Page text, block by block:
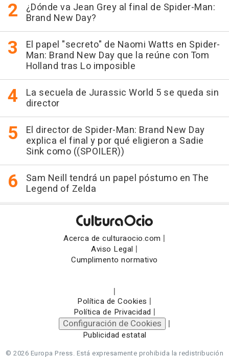
¿Dónde va Jean Grey al final de Spider-Man:
Brand New Day?
El papel "secreto" de Naomi Watts en Spider-
Man: Brand New Day que la reúne con Tom
Holland tras Lo imposible
La secuela de Jurassic World 5 se queda sin
director
El director de Spider-Man: Brand New Day
explica el final y por qué eligieron a Sadie
Sink como ((SPOILER))
Sam Neill tendrá un papel póstumo en The
Legend of Zelda
Acerca de culturaocio.com |
Aviso Legal |
Cumplimento normativo
|
Política de Cookies |
Política de Privacidad |
Configuración de Cookies |
Publicidad estatal
© 2026 Europa Press. Está expresamente prohibida la redistribución